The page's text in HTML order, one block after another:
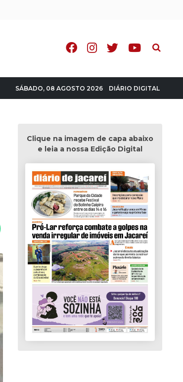
Pesquisa
SÁBADO, 08 AGOSTO 2026 DIÁRIO DIGITAL
Clique na imagem de capa abaixo
e leia a nossa Edição Digital